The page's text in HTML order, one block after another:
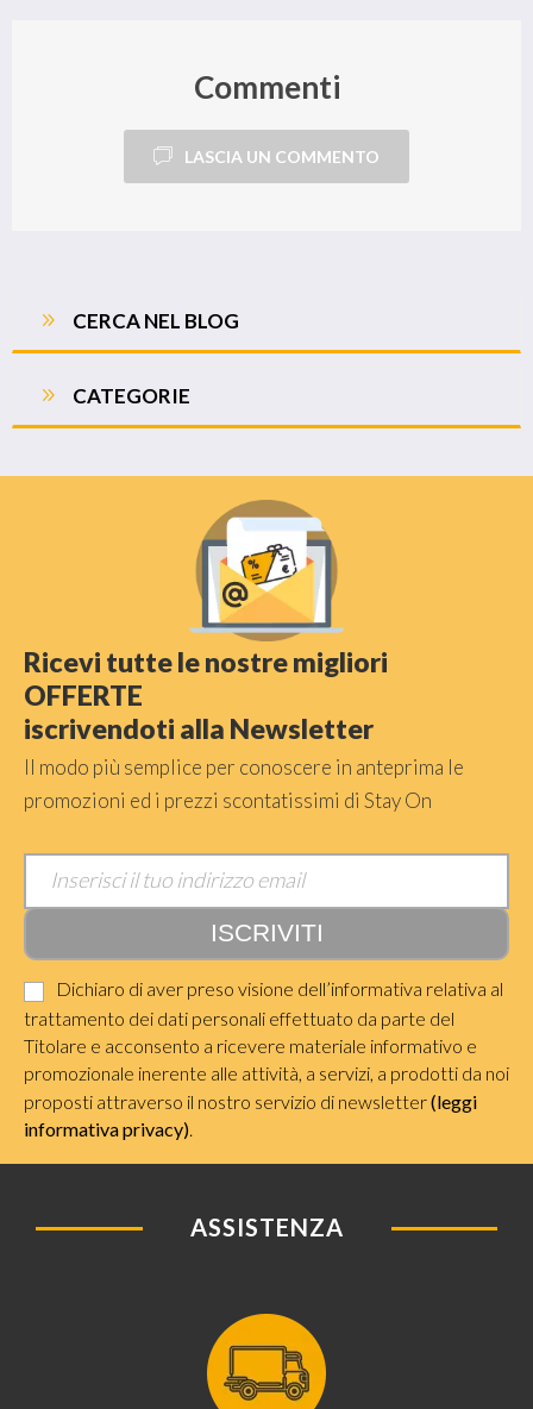
Commenti
LASCIA UN COMMENTO
CERCA NEL BLOG
CATEGORIE
Ricevi tutte le nostre migliori
OFFERTE
iscrivendoti alla Newsletter
Il modo più semplice per conoscere in anteprima le
promozioni ed i prezzi scontatissimi di Stay On
Dichiaro di aver preso visione dell’informativa relativa al
trattamento dei dati personali effettuato da parte del
Titolare e acconsento a ricevere materiale informativo e
promozionale inerente alle attività, a servizi, a prodotti da noi
proposti attraverso il nostro servizio di newsletter(leggi
informativa privacy)
ASSISTENZA